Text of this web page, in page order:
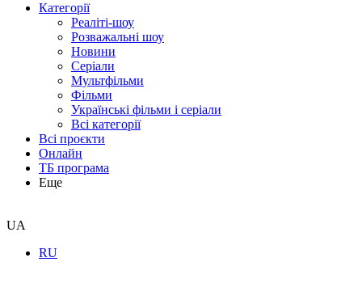
Категорії
Реаліті-шоу
Розважальні шоу
Новини
Серіали
Мультфільми
Фільми
Українські фільми і серіали
Всі категорії
Всі проєкти
Онлайн
ТБ програма
Еще
UA
RU